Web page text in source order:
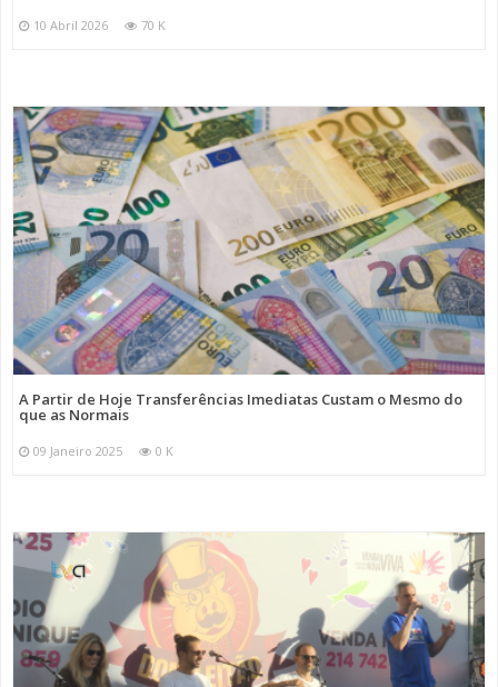
10 Abril 2026 70 K
A Partir de Hoje Transferências Imediatas Custam o Mesmo do
que as Normais
09 Janeiro 2025 0 K